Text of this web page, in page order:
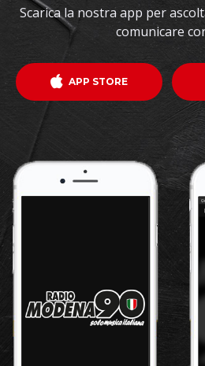
Scarica la nostra app per
comunicare
APP STORE